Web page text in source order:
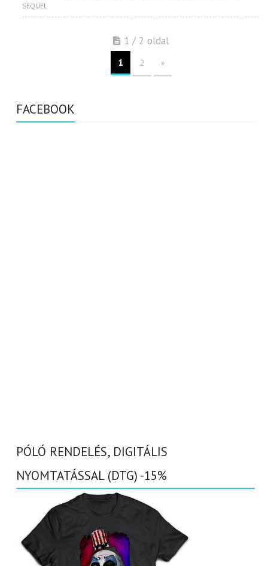
SEQUEL
1 / 2 oldal
1 2 »
FACEBOOK
PÓLÓ RENDELÉS, DIGITÁLIS
NYOMTATÁSSAL (DTG) -15%